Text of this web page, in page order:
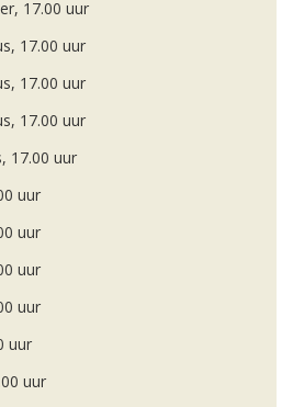
17.00 uur
17.00 uur
17.00 uur
17.00 uur
17.00 uur
uur
uur
uur
uur
uur
uur